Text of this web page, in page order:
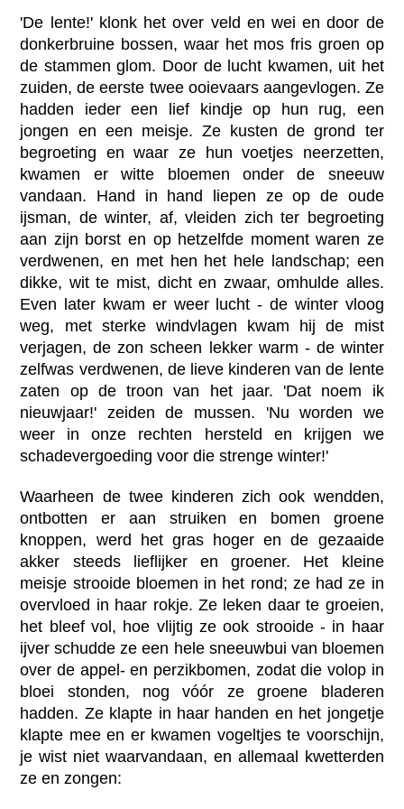
'De lente!' klonk het over veld en wei en door de
donkerbruine bossen, waar het mos fris groen op
de stammen glom. Door de lucht kwamen, uit het
zuiden, de eerste twee ooievaars aangevlogen. Ze
hadden ieder een lief kindje op hun rug, een
jongen en een meisje. Ze kusten de grond ter
begroeting en waar ze hun voetjes neerzetten,
kwamen er witte bloemen onder de sneeuw
vandaan. Hand in hand liepen ze op de oude
ijsman, de winter, af, vleiden zich ter begroeting
aan zijn borst en op hetzelfde moment waren ze
verdwenen, en met hen het hele landschap; een
dikke, wit te mist, dicht en zwaar, omhulde alles.
Even later kwam er weer lucht - de winter vloog
weg, met sterke windvlagen kwam hij de mist
verjagen, de zon scheen lekker warm - de winter
zelfwas verdwenen, de lieve kinderen van de lente
zaten op de troon van het jaar. 'Dat noem ik
nieuwjaar!' zeiden de mussen. 'Nu worden we
weer in onze rechten hersteld en krijgen we
schadevergoeding voor die strenge winter!'
Waarheen de twee kinderen zich ook wendden,
ontbotten er aan struiken en bomen groene
knoppen, werd het gras hoger en de gezaaide
akker steeds lieflijker en groener. Het kleine
meisje strooide bloemen in het rond; ze had ze in
overvloed in haar rokje. Ze leken daar te groeien,
het bleef vol, hoe vlijtig ze ook strooide - in haar
ijver schudde ze een hele sneeuwbui van bloemen
over de appel- en perzikbomen, zodat die volop in
bloei stonden, nog vóór ze groene bladeren
hadden. Ze klapte in haar handen en het jongetje
klapte mee en er kwamen vogeltjes te voorschijn,
je wist niet waarvandaan, en allemaal kwetterden
ze en zongen: